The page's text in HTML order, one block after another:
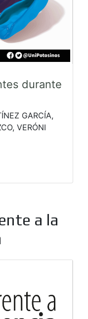
durante
GARCÍA,
VERÓNI
a la